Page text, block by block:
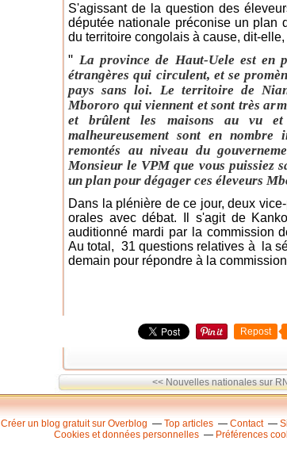
S'agissant de la question des
députée nationale préconise un plan
du territoire congolais à cause, dit-
"La province de Haut-Uele est en
étrangères qui circulent, et se
pays sans loi. Le territoire de
Mbororo qui viennent et sont très
et brûlent les maisons au vu
malheureusement sont en
remontés au niveau du
Monsieur le VPM que vous puissiez
un plan pour dégager ces éleveurs
Dans la plénière de ce jour, deux
orales avec débat. Il s'agit de
auditionné mardi par la commission
Au total, 31 questions relatives à la
demain pour répondre à la
Repost
<< Nouvelles nationales sur
Créer un blog gratuit sur Overblog Top articles Contact
Cookies et données personnelles
Préférences